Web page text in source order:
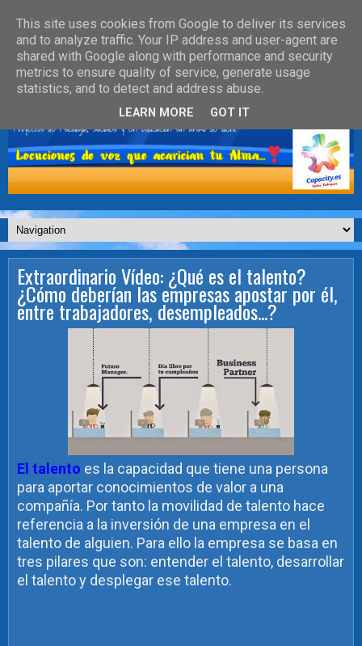
Extraordinario Vídeo: ¿Qué es el talento?
¿Cómo deberían las empresas apostar por él,
entre trabajadores, desempleados...?
El talento es la capacidad que tiene una persona
para aportar conocimientos de valor a una
compañía. Por tanto la movilidad de talento hace
referencia a la inversión de una empresa en el
talento de alguien. Para ello la empresa se basa en
tres pilares que son: entender el talento, desarrollar
el talento y desplegar ese talento.
This site uses cookies from Google to deliver its services
and to analyze traffic. Your IP address and user-agent are
shared with Google along with performance and security
metrics to ensure quality of service, generate usage
statistics, and to detect and address abuse.
LEARN MORE GOT IT